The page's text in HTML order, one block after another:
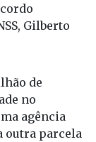
Gilberto
de
no
agência
outra parcela